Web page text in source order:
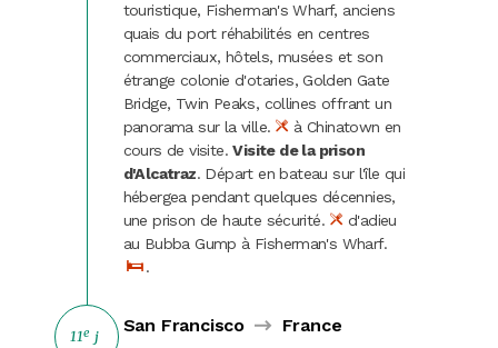
touristique, Fisherman's Wharf, anciens
quais du port réhabilités en centres
commerciaux, hôtels, musées et son
étrange colonie d'otaries, Golden Gate
Bridge, Twin Peaks, collines offrant un
panorama sur la ville.
à Chinatown en
cours de visite.Visite de la prison
d'Alcatraz. Départ en bateau sur l'île qui
hébergea pendant quelques décennies,
une prison de haute sécurité.
d'adieu
au Bubba Gump à Fisherman's Wharf.
.
11e j
San Francisco France